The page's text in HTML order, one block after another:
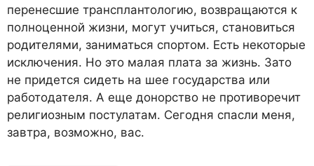
перенесшие трансплантологию, возвращаются к
полноценной жизни, могут учиться, становиться
родителями, заниматься спортом. Есть некоторые
исключения. Но это малая плата за жизнь. Зато
не придется сидеть на шее государства или
работодателя. А еще донорство не противоречит
религиозным постулатам. Сегодня спасли меня,
завтра, возможно, вас.